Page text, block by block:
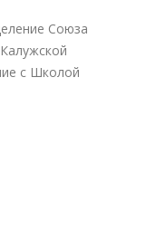
Союза
с Школой